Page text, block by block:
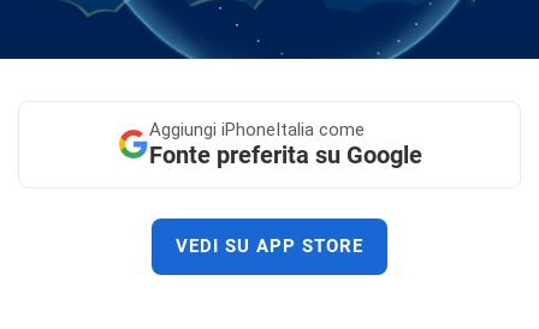
Aggiungi iPhoneItalia come
Fonte preferita su Google
VEDI SU APP STORE